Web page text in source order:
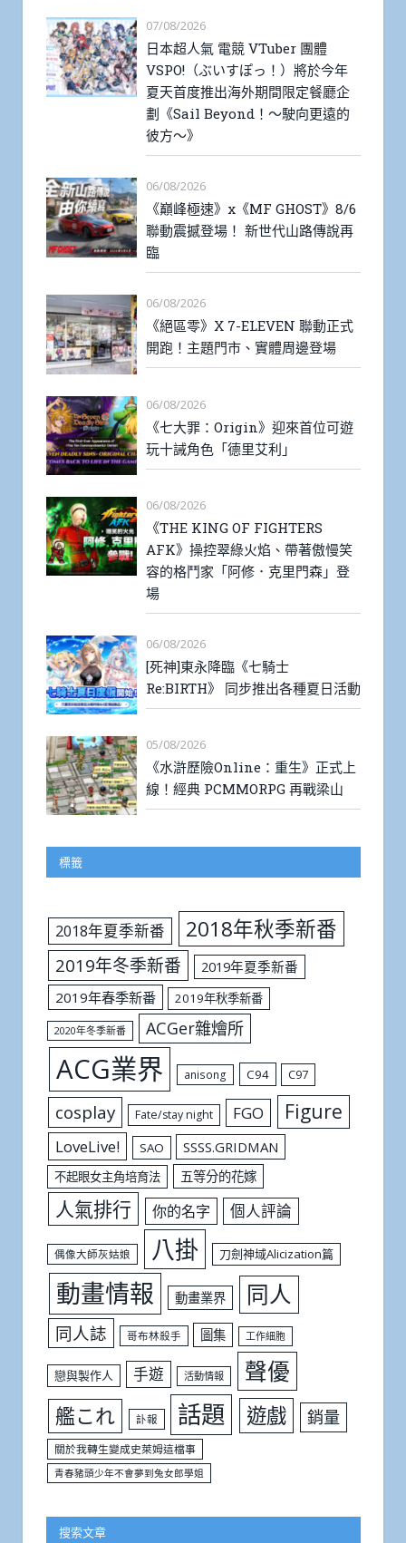
07/08/2026
日本超人氣 電競 VTuber 團體
VSPO!（ぶいすぽっ！）將於今年
夏天首度推出海外期間限定餐廳企
劃《Sail Beyond！～駛向更遠的
彼方～》
06/08/2026
《巔峰極速》x《MF GHOST》8/6
聯動震撼登場！ 新世代山路傳說再
臨
06/08/2026
《絕區零》X 7-ELEVEN 聯動正式
開跑！主題門市、實體周邊登場
06/08/2026
《七大罪：Origin》迎來首位可遊
玩十誡角色「德里艾利」
06/08/2026
《THE KING OF FIGHTERS
AFK》操控翠綠火焰、帶著傲慢笑
容的格鬥家「阿修．克里門森」登
場
06/08/2026
[死神]東永降臨《七騎士
Re:BIRTH》 同步推出各種夏日活動
05/08/2026
《水滸歷險Online：重生》正式上
線！經典 PCMMORPG 再戰梁山
標籤
2018年夏季新番 2018年秋季新番
2019年冬季新番
2019年夏季新番
2019年春季新番
2019年秋季新番
2020年冬季新番 ACGer雜燴所
ACG業界 anisong C94 C97
cosplay Fate/stay night FGO Figure
LoveLive! SAO SSSS.GRIDMAN
不起眼女主角培育法 五等分的花嫁
人氣排行 你的名字 個人評論
偶像大師灰姑娘 八掛 刀劍神域Alicization篇
動畫情報 動畫業界 同人
同人誌 哥布林殺手 圖集 工作細胞
戀與製作人 手遊 活動情報 聲優
艦これ 訃報 話題 遊戲 銷量
關於我轉生變成史萊姆這檔事
青春豬頭少年不會夢到兔女郎學姐
搜索文章